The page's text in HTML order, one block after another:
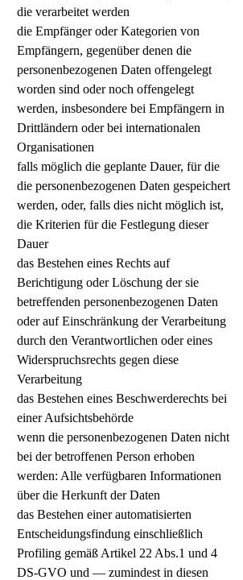
die verarbeitet werden
die Empfänger oder Kategorien von
Empfängern, gegenüber denen die
personenbezogenen Daten offengelegt
worden sind oder noch offengelegt
werden, insbesondere bei Empfängern in
Drittländern oder bei internationalen
Organisationen
falls möglich die geplante Dauer, für die
die personenbezogenen Daten gespeichert
werden, oder, falls dies nicht möglich ist,
die Kriterien für die Festlegung dieser
Dauer
das Bestehen eines Rechts auf
Berichtigung oder Löschung der sie
betreffenden personenbezogenen Daten
oder auf Einschränkung der Verarbeitung
durch den Verantwortlichen oder eines
Widerspruchsrechts gegen diese
Verarbeitung
das Bestehen eines Beschwerderechts bei
einer Aufsichtsbehörde
wenn die personenbezogenen Daten nicht
bei der betroffenen Person erhoben
werden: Alle verfügbaren Informationen
über die Herkunft der Daten
das Bestehen einer automatisierten
Entscheidungsfindung einschließlich
Profiling gemäß Artikel 22 Abs.1 und 4
DS-GVO und — zumindest in diesen